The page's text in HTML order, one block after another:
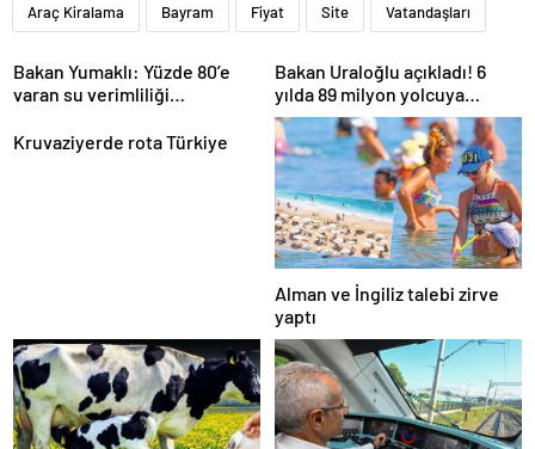
Araç Kiralama Bayram Fiyat Site Vatandaşları
Bakan Yumaklı: Yüzde 80’e
varan su verimliliği
Bakan Uraloğlu açıkladı! 6
yılda 89 milyon yolcuya
hizmet verdi
Kruvaziyerde rota Türkiye
Alman ve İngiliz talebi zirve
yaptı